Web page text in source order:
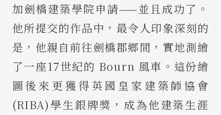
加劍橋建築學院申請——並且成功了。
他所提交的作品中，最令人印象深刻的
是，他親自前往劍橋郡鄉間，實地測繪
了一座17世紀的 Bourn 風車。這份繪
圖後來更獲得英國皇家建築師協會
(RIBA)學生銀牌獎，成為他建築生涯